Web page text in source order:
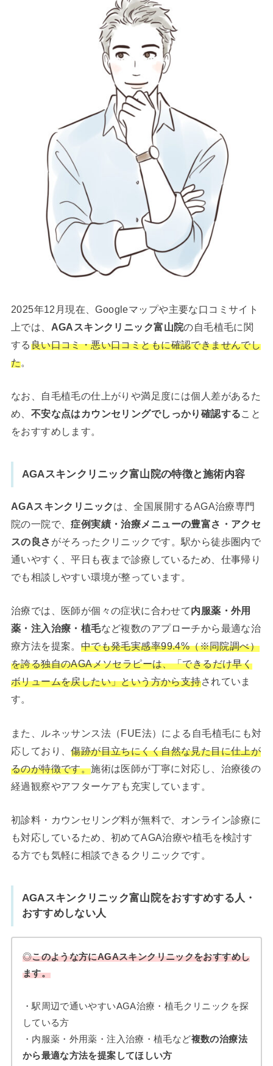
2025年12月現在、Googleマップや主要な口コミサイト
上では、 AGAスキンクリニック富山院の自毛植毛に関
する良い口コミ・悪い口コミともに確認できませんでし
た
なお、自毛植毛の仕上がりや満足度には個人差があるた
め、 不安な点はカウンセリングでしっかり確認すること
をおすすめします。
AGAスキンクリニック富山院の特徴と施術内容
AGAスキンクリニックは、全国展開するAGA治療専門
院の一院で、症例実績・治療メニューの豊富さ・アクセ
スの良さ がそろったクリニックです。駅から徒歩圏内で
通いやすく、平日も夜まで診療しているため、仕事帰り
でも相談しやすい環境が整っています。
治療では、医師が個々の症状に合わせて内服薬・外用
薬・注入治療・植毛など複数のアプローチから最適な治
療方法を提案。 中でも発毛実感率99.4%（※同院調べ）
を誇る独自のAGAメソセラピーは、「できるだけ早く
ボリュームを戻したい」という方から支持されていま
す。
また、ルネッサンス法（FUE法）による自毛植毛にも対
応しており、傷跡が目立ちにくく自然な見た目に仕上が
るのが特徴です。施術は医師が丁寧に対応し、治療後の
経過観察やアフターケアも充実しています。
初診料・カウンセリング料が無料で、オンライン診療に
も対応しているため、初めてAGA治療や植毛を検討す
る方でも気軽に相談できるクリニックです。
AGAスキンクリニック富山院をおすすめする人・
おすすめしない人
◎このような方にAGAスキンクリニックをおすすめし
ます。
・駅周辺で通いやすいAGA治療・植毛クリニックを探
している方
・内服薬・外用薬・注入治療・植毛など複数の治療法
から最適な方法を提案してほしい方